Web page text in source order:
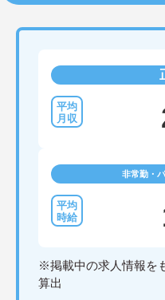
非常勤・
※掲載中の求人情報を
算出